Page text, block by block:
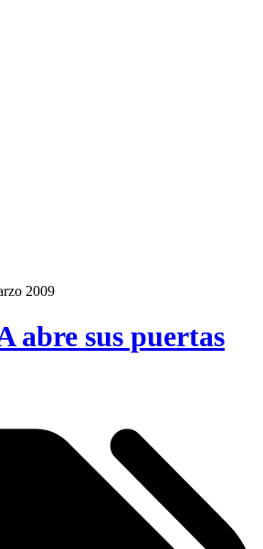
2009
abre sus puertas